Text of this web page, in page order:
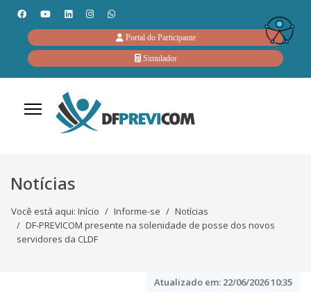
Portal do Participante
Simulador
Notícias
Você está aqui: Início Informe-se
Notícias
DF-PREVICOM presente na solenidade de posse dos novos
servidores da CLDF
Atualizado em: 22/06/2026 10:35